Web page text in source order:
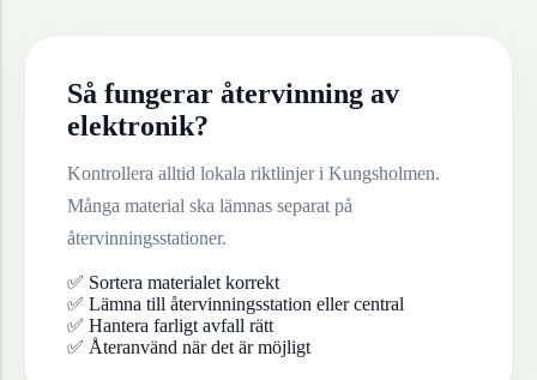
Så fungerar återvinning av
elektronik?
Kontrollera alltid lokala riktlinjer i Kungsholmen.
Många material ska lämnas separat på
återvinningsstationer.
✅ Sortera materialet korrekt
✅ Lämna till återvinningsstation eller central
✅ Hantera farligt avfall rätt
✅ Återanvänd när det är möjligt